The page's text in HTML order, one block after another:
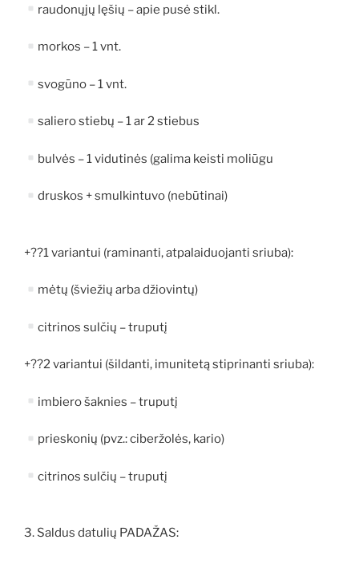
raudonųjų lęšių – apie pusė stikl.
morkos – 1 vnt.
svogūno – 1 vnt.
saliero stiebų – 1 ar 2 stiebus
bulvės – 1 vidutinės (galima keisti moliūgu
druskos + smulkintuvo (nebūtinai)
+??1 variantui (raminanti, atpalaiduojanti sriuba):
mėtų (šviežių arba džiovintų)
citrinos sulčių – truputį
+??2 variantui (šildanti, imunitetą stiprinanti sriuba):
imbiero šaknies – truputį
prieskonių (pvz.: ciberžolės, kario)
citrinos sulčių – truputį
3. Saldus datulių PADAŽAS: